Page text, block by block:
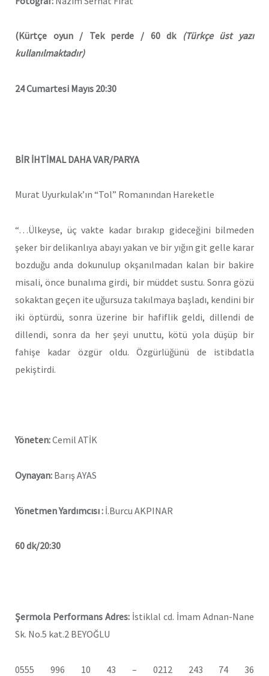
(Kürtçe oyun / Tek perde / 60 dk (Türkçe üst yazı
kullanılmaktadır)
24 Cumartesi Mayıs 20:30
BİR İHTİMAL DAHA VAR/PARYA
Murat Uyurkulak’ın “Tol” Romanından Hareketle
“…Ülkeyse, üç vakte kadar bırakıp gideceğini bilmeden
şeker bir delikanlıya abayı yakan ve bir yığın git gelle karar
bozduğu anda dokunulup okşanılmadan kalan bir bakire
misali, önce bunalıma girdi, bir müddet sustu. Sonra gözü
sokaktan geçen ite uğursuza takılmaya başladı, kendini bir
iki öptürdü, sonra üzerine bir hafiflik geldi, dillendi de
dillendi, sonra da her şeyi unuttu, kötü yola düşüp bir
fahişe kadar özgür oldu. Özgürlüğünü de istibdatla
pekiştirdi.
Yöneten:Cemil ATİK
Oynayan: Barış AYAS
Yönetmen Yardımcısı : İ.Burcu AKPINAR
60 dk/20:30
Şermola Performans Adres: İstiklal cd. İmam Adnan-Nane
Sk. No.5 kat.2 BEYOĞLU
0555 996 10 43 – 0212 243 74 36